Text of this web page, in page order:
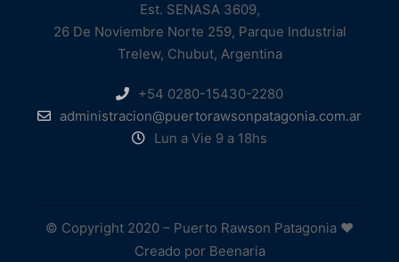
Est. SENASA 3609,
26 De Noviembre Norte 259, Parque Industrial
Trelew, Chubut, Argentina
+54 0280-15430-2280
administracion@puertorawsonpatagonia.com.ar
Lun a Vie 9 a 18hs
© Copyright 2020 – Puerto Rawson Patagonia ♥
Creado por Beenaria